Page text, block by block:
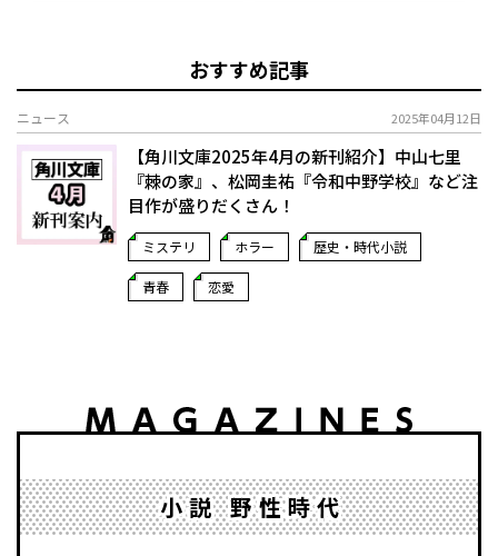
おすすめ記事
ニュース 2025年04月12日
【角川文庫2025年4月の新刊紹介】中山七里
『棘の家』、松岡圭祐『令和中野学校』など注
目作が盛りだくさん！
ミステリ ホラー 歴史・時代小説
青春 恋愛
小説 野性時代